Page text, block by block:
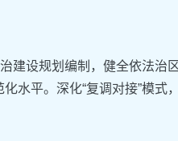
建设规划编制，健全依法治
水平。深化“复调对接”模式